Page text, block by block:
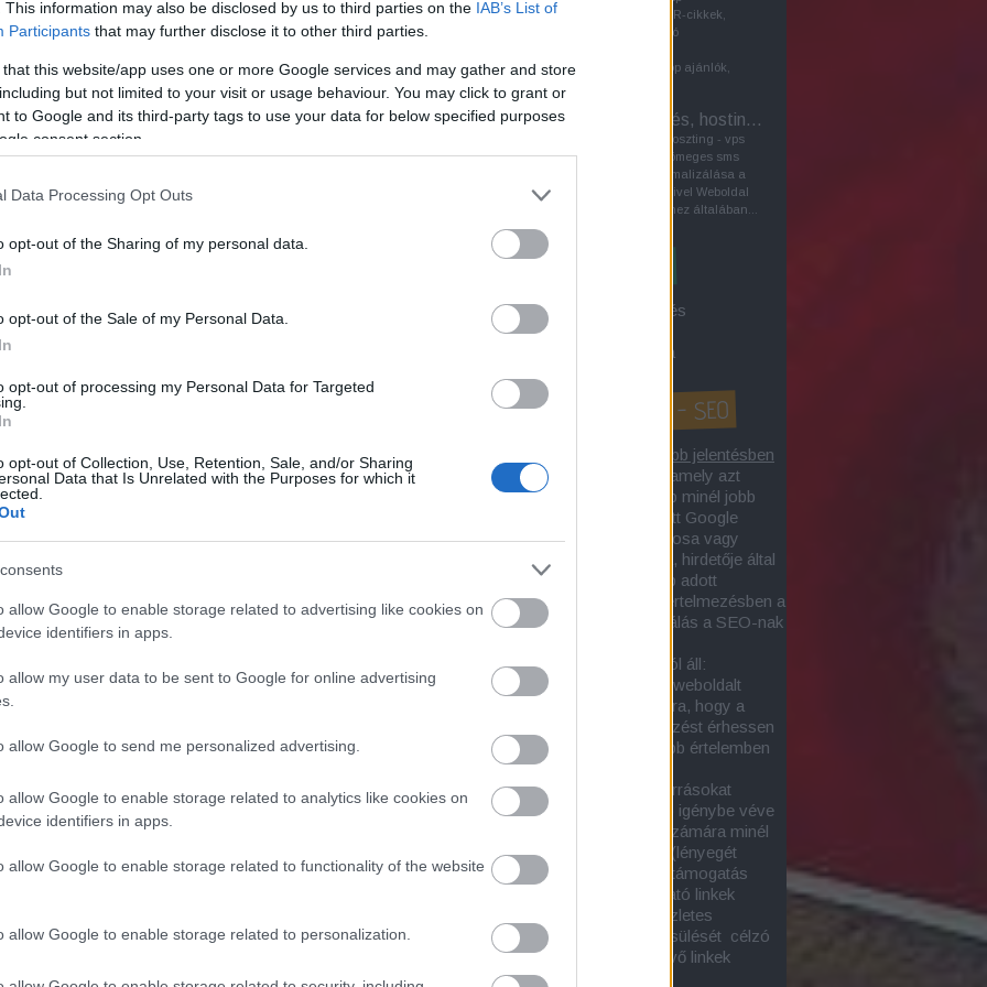
This information may also be disclosed by us to third parties on the IAB’s List of
Participants that may further disclose it to other third parties.
that this website/app uses one or more Google services and may gather and store
but not limited to your visit or usage behaviour. You may click to grant or
to Google and its third-party tags to use your data for below specified purposes
consent section.
Data Processing Opt Outs
opt-out of the Sharing of my personal data.
opt-out of the Sale of my Personal Data.
opt-out of processing my Personal Data for Targeted
opt-out of Collection, Use, Retention, Sale, and/or Sharing
Data that Is Unrelated with the Purposes for which it
allow Google to enable storage related to advertising like cookies on
identifiers in apps.
allow my user data to be sent to Google for online advertising
allow Google to send me personalized advertising.
allow Google to enable storage related to analytics like cookies on
identifiers in apps.
allow Google to enable storage related to functionality of the website
allow Google to enable storage related to personalization.
Tiramisu pohárban
publikálta: honlap-seo
A tiramisu egy olyan édesség, amelyre receptek
milliói található meg. Sokan, sokféleképpen készítik.
Ízlések és pofonok, hogy ki melyiket válassza.
de ízvilágában sem a szokásos süti ízt kapjuk
cserébe.
Mi kell egy isteni tiramisu
negyed kiló mascarpone
3 evőkanál kakaó (ne legyen cukrozott!)
2 evőkanál porcukor
és
keresőoptimalizálásban PR-cikkek,
vagyis a közönséggel való
sajtóközlemények, pl.laptop ajánlók,
VPS - Szerver bérlés, hosting sms
A szerverbérlés - szerverhoszting - vps
virtuális szerver bérlés - tömeges sms
küldés tárgyú honlap optimalizálása a
kereső marketing eszközeivel Weboldal
biztonságos működtetéséhez általában...
Első 3 a Google-keresőből
Boríték címzés / levél címzés
Google első 10-be kerülés
Blogok keresőoptimalizálása
Mi a honlap optimalizálás? - SEO
tágabb jelentésben
olyan internetes tevékenység, amely azt
célozza, hogy egy adott honlap minél jobb
a nem-fizetett Google
találatok közta honlap tulajdonosa vagy
üzemeltetője, netán szponzora, hirdetője által
fontosnak tartott egy vagy több adott
keresőkifejezéssel. Ebben az értelmezésben a
szinonimája a
honlapoptimalizálás a SEO-nak
A SEO-tevékenység két részból áll:
a belső SEO-val a kiválasztott weboldalt
tesszük minél alkalmasabbá arra, hogy a
megadott keresésekre jó helyezést érhessen
el (voltaképp ez lenne a szűkebb értelemben
honlapoptimalizálás
a külső SEO során külső erőforrásokat
(nevezetesen más honlapokat) igénybe véve
érünk el (építünk fel) az oldal számára minél
hatékonyabb támogatottságot (lényegét
tekintve ez a linképítés). A webtámogatás
nagyban függ a céloldalra mutató linkek
hatékonyságától. E kérdés részletes
elemzése és a linkerő megbecsülését célzó
számítások itt találhatók:
Bejövő linkek
hatékonysága